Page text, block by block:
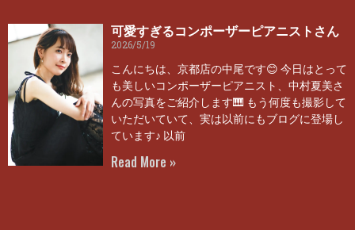
可愛すぎるコンポーザーピアニストさん
2026/5/19
こんにちは、京都店の中尾です😊 今日はとって
も美しいコンポーザーピアニスト、中村夏美さ
んの写真をご紹介します🎹 もう何度も撮影して
いただいていて、実は以前にもブログに登場し
ています♪ 以前
Read More »